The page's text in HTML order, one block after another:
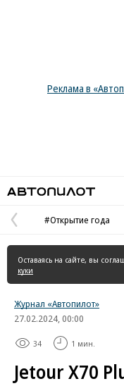
Реклама в
Предыдущая
страница
#Открытие года
Оставаясь на сайте, вы
куки
Журнал «Автопилот»
27.02.2024, 00:00
34 1 мин.
Jetour X70